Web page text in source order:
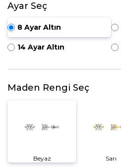
Ayar Seç
8 Ayar Altın
14 Ayar Altın
Maden Rengi Seç
Beyaz Sarı